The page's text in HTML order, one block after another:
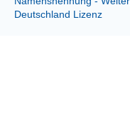
Deutschland Lizenz